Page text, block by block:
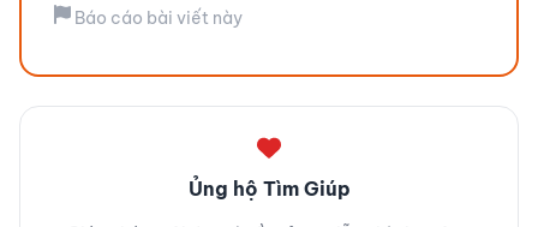
Báo cáo bài viết này
Ủng hộ Tìm Giúp